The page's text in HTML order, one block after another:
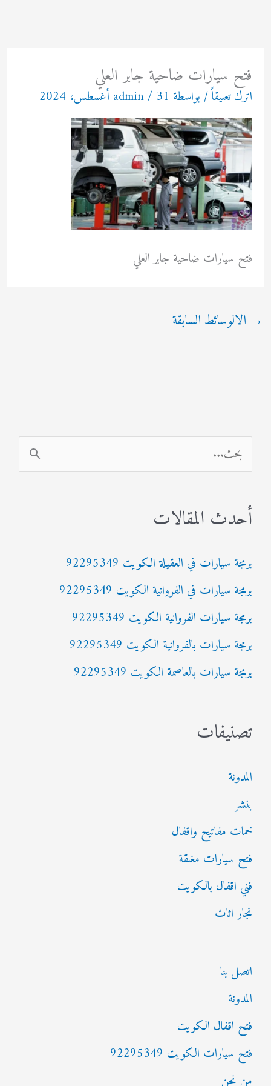
فتح سيارات ضاحية جابر العلي
اترك تعليقاً/ بواسطة admin/ 31 أغسطس، 2024
فتح سيارات ضاحية جابر العلي
→ الالوسائط السابقة
ل
ح
ع
ن
:
أحدث المقالات
برمجة سيارات في العقيلة الكويت 92295349
برمجة سيارات في الفروانية الكويت 92295349
برمجة سيارات الفروانية الكويت 92295349
برمجة سيارات بالفروانية الكويت 92295349
برمجة سيارات بالعاصمة الكويت 92295349
تصنيفات
المدونة
بنشر
خمات مفاتيح واقفال
فتح سيارات مغلقة
فني اقفال بالكويت
نجار اثاث
اتصل بنا
المدونة
فتح اقفال الكويت
فتح سيارات الكويت 92295349
من نحن